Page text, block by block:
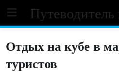
content
Отдых на кубе в
туристов